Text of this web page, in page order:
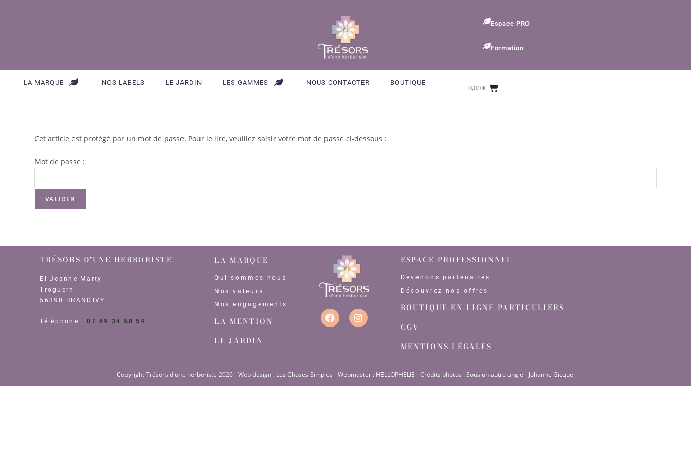
Espace PRO
Formation
LA MARQUE NOS LABELS LE JARDIN LES GAMMES NOUS CONTACTER BOUTIQUE
0,00€
Cet article est protégé par un mot de passe. Pour le lire, veuillez saisir votre mot de passe ci-dessous :
Mot de passe :
TRÉSORS D’UNE HERBORISTE
EI Jeanne Marty
Troguern
56390 BRANDIVY
Téléphone : 07 69 34 58 54
LA MARQUE
Qui sommes-nous
Nos valeurs
Nos engagements
LA MENTION
LE JARDIN
ESPACE PROFESSIONNEL
Devenons partenaires
Découvrez nos offres
BOUTIQUE EN LIGNE PARTICULIERS
CGV
MENTIONS LÉGALES
Copyright Trésors d'une herboriste 2026 - Web design : Les Choses Simples - Webmaster : HELLOPHELIE - Crédits photos : Sous un autre angle - Johanne Gicquel